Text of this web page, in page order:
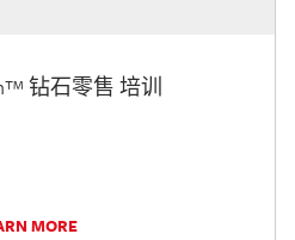
钻石零售 培训
MORE